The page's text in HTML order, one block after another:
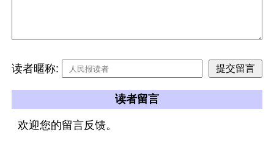
读者暱称:
读者留言
欢迎您的留言反馈。